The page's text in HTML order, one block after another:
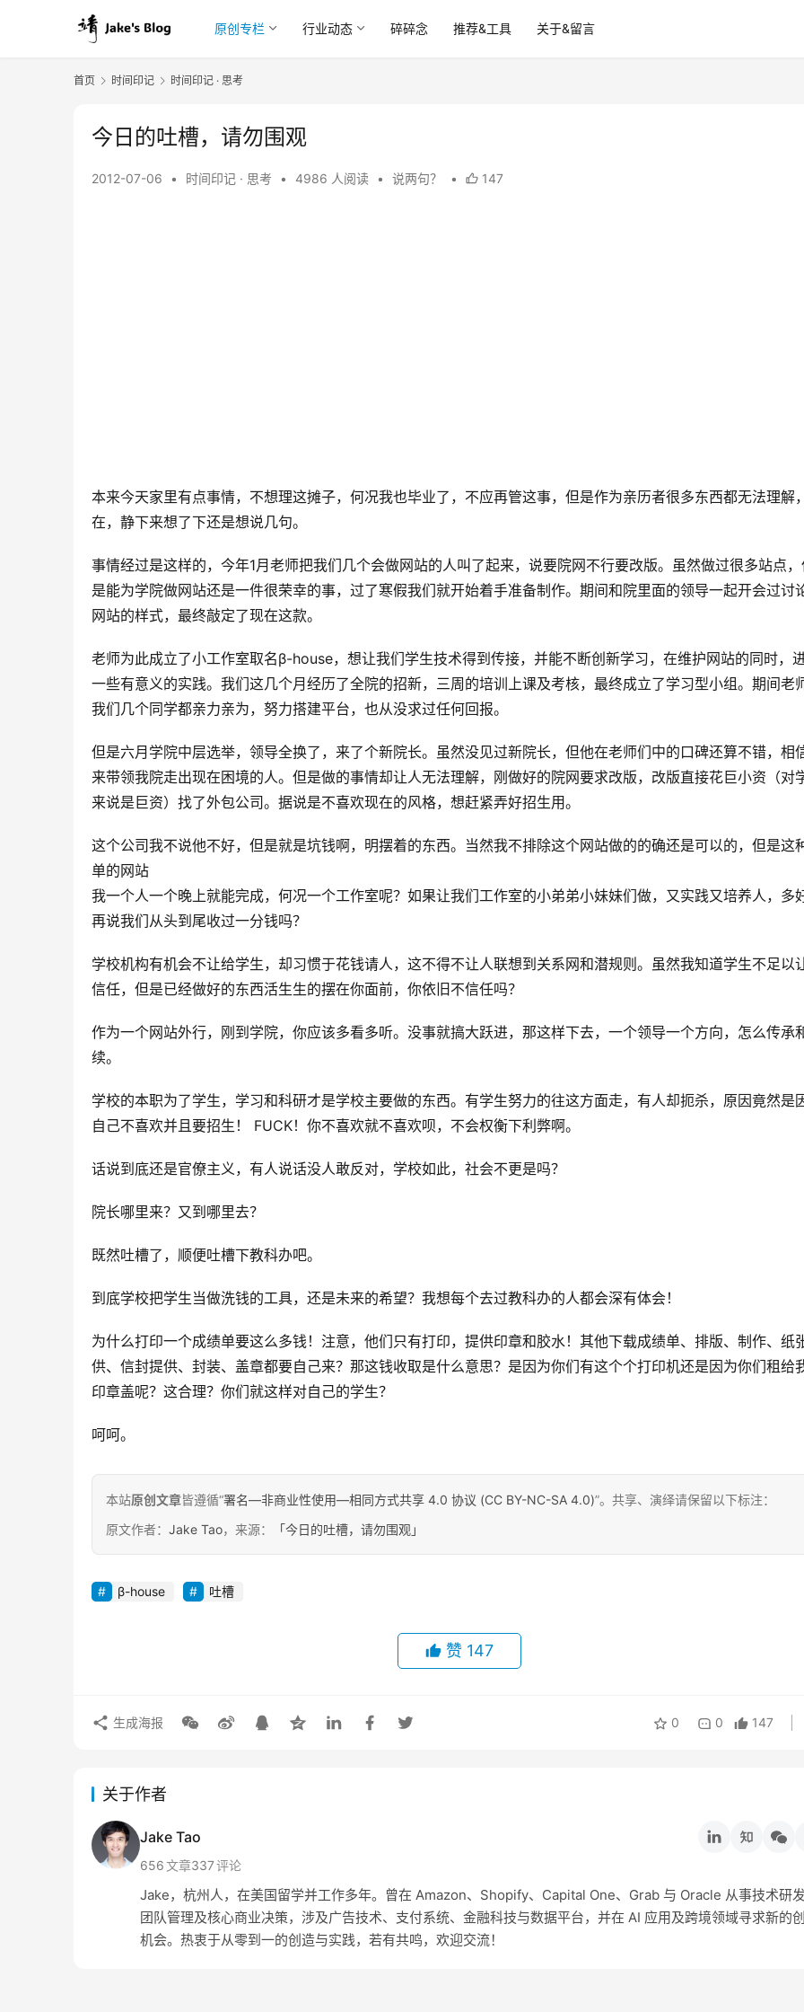
原创专栏 行业动态 碎碎念 推荐&工具 关于&留言
首页 时间印记 时间印记 · 思考
今日的吐槽，请勿围观
2012-07-06 • 时间印记 · 思考 • 4986 人阅读 • 说两句？ • 147
本来今天家里有点事情，不想理这摊子，何况我也毕业了，不应再管这事，但是作为亲历者很多东西都无法理解
在，静下来想了下还是想说几句。
事情经过是这样的，今年1月老师把我们几个会做网站的人叫了起来，说要院网不行要改版。虽然做过很多站点，
是能为学院做网站还是一件很荣幸的事，过了寒假我们就开始着手准备制作。期间和院里面的领导一起开会过讨
网站的样式，最终敲定了现在这款。
老师为此成立了小工作室取名β-house，想让我们学生技术得到传接，并能不断创新学习，在维护网站的同时，
一些有意义的实践。我们这几个月经历了全院的招新，三周的培训上课及考核，最终成立了学习型小组。期间老
我们几个同学都亲力亲为，努力搭建平台，也从没求过任何回报。
但是六月学院中层选举，领导全换了，来了个新院长。虽然没见过新院长，但他在老师们中的口碑还算不错，相
来带领我院走出现在困境的人。但是做的事情却让人无法理解，刚做好的院网要求改版，改版直接花巨小资（对
来说是巨资）找了外包公司。据说是不喜欢现在的风格，想赶紧弄好招生用。
这个公司我不说他不好，但是就是坑钱啊，明摆着的东西。当然我不排除这个网站做的的确还是可以的，但是这
单的网站
我一个人一个晚上就能完成，何况一个工作室呢？如果让我们工作室的小弟弟小妹妹们做，又实践又培养人，多好
再说我们从头到尾收过一分钱吗？
学校机构有机会不让给学生，却习惯于花钱请人，这不得不让人联想到关系网和潜规则。虽然我知道学生不足以
信任，但是已经做好的东西活生生的摆在你面前，你依旧不信任吗？
作为一个网站外行，刚到学院，你应该多看多听。没事就搞大跃进，那这样下去，一个领导一个方向，怎么传承
续。
学校的本职为了学生，学习和科研才是学校主要做的东西。有学生努力的往这方面走，有人却扼杀，原因竟然是
自己不喜欢并且要招生！ FUCK！你不喜欢就不喜欢呗，不会权衡下利弊啊。
话说到底还是官僚主义，有人说话没人敢反对，学校如此，社会不更是吗？
院长哪里来？又到哪里去？
既然吐槽了，顺便吐槽下教科办吧。
到底学校把学生当做洗钱的工具，还是未来的希望？我想每个去过教科办的人都会深有体会！
为什么打印一个成绩单要这么多钱！注意，他们只有打印，提供印章和胶水！其他下载成绩单、排版、制作、纸
供、信封提供、封装、盖章都要自己来？那这钱收取是什么意思？是因为你们有这个个打印机还是因为你们租给
印章盖呢？这合理？你们就这样对自己的学生？
呵呵。
本站原创文章皆遵循“署名—非商业性使用—相同方式共享 4.0 协议 (CC BY-NC-SA 4.0)”。共享、演绎请保留以下标注：
原文作者： Jake Tao，来源： 「今日的吐槽，请勿围观」
β-house 吐槽
赞 147
0 0 147
生成海报
关于作者
Jake Tao
656文章337评论
Jake，杭州人，在美国留学并工作多年。曾在 Amazon、Shopify、Capital One、Grab 与 Oracle 从事技术研发
团队管理及核心商业决策，涉及广告技术、支付系统、金融科技与数据平台，并在 AI 应用及跨境领域寻求新的
机会。热衷于从零到一的创造与实践，若有共鸣，欢迎交流！